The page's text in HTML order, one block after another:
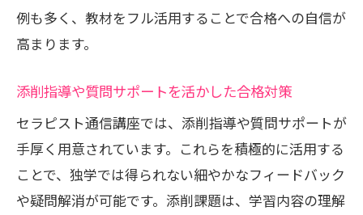
合格を目指すための隙間時間活用のポイ
ント
例も多く、教材をフル活用することで合格への自信が
高まります。
添削指導や質問サポートを活かした合格対策
セラピスト通信講座では、添削指導や質問サポートが
手厚く用意されています。これらを積極的に活用する
ことで、独学では得られない細やかなフィードバック
や疑問解消が可能です。添削課題は、学習内容の理解